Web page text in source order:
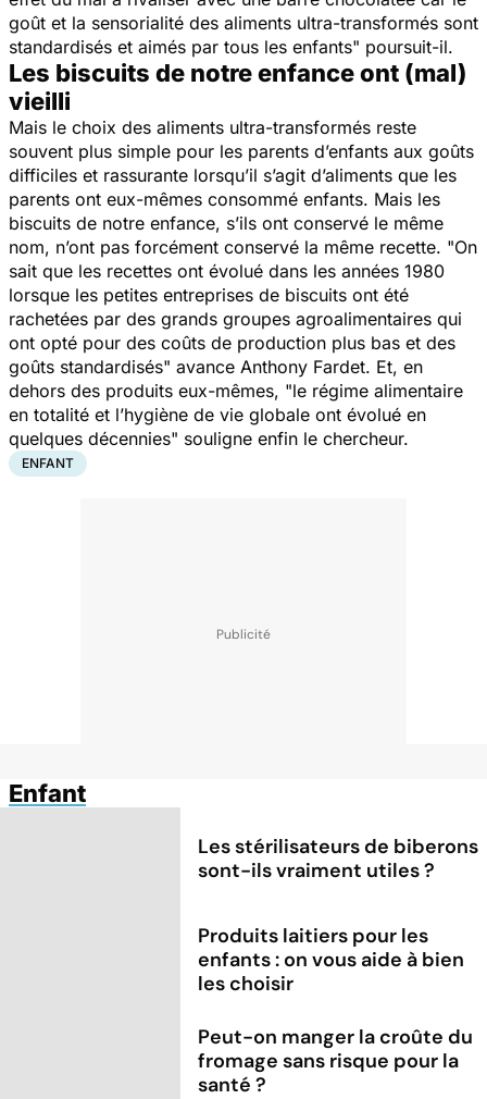
goût et la sensorialité des aliments ultra-transformés sont
standardisés et aimés par tous les enfants" poursuit-il.
Les biscuits de notre enfance ont (mal)
vieilli
Mais le choix des aliments ultra-transformés reste
souvent plus simple pour les parents d’enfants aux goûts
difficiles et rassurante lorsqu’il s’agit d’aliments que les
parents ont eux-mêmes consommé enfants. Mais les
biscuits de notre enfance, s’ils ont conservé le même
nom, n’ont pas forcément conservé la même recette. "On
sait que les recettes ont évolué dans les années 1980
lorsque les petites entreprises de biscuits ont été
rachetées par des grands groupes agroalimentaires qui
ont opté pour des coûts de production plus bas et des
goûts standardisés" avance Anthony Fardet. Et, en
dehors des produits eux-mêmes, "le régime alimentaire
en totalité et l’hygiène de vie globale ont évolué en
quelques décennies" souligne enfin le chercheur.
ENFANT
Enfant
Les stérilisateurs de biberons
sont-ils vraiment utiles ?
Produits laitiers pour les
enfants : on vous aide à bien
les choisir
Peut-on manger la croûte du
fromage sans risque pour la
santé ?